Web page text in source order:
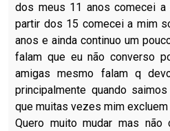
dos meus 11 anos comecei
partir dos 15 comecei a mim
anos e ainda continuo um
falam que eu não converso
amigas mesmo falam q
principalmente quando
que muitas vezes mim
Quero muito mudar mas